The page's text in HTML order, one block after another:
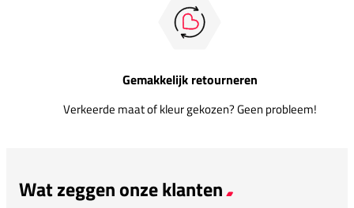
Gemakkelijk retourneren
Verkeerde maat of kleur gekozen? Geen probleem!
Wat zeggen onze klanten